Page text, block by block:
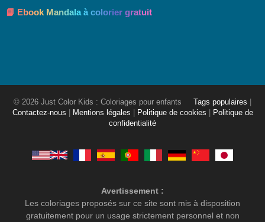
📘 Ebook Mandala à colorier gratuit
© 2026 Just Color Kids : Coloriages pour enfants Tags populaires
Contactez-nous
Mentions légales Politique de cookies
Politique de
confidentialité
Avertissement :
Les coloriages proposés sur ce site sont mis à disposition
gratuitement pour un usage strictement personnel et non